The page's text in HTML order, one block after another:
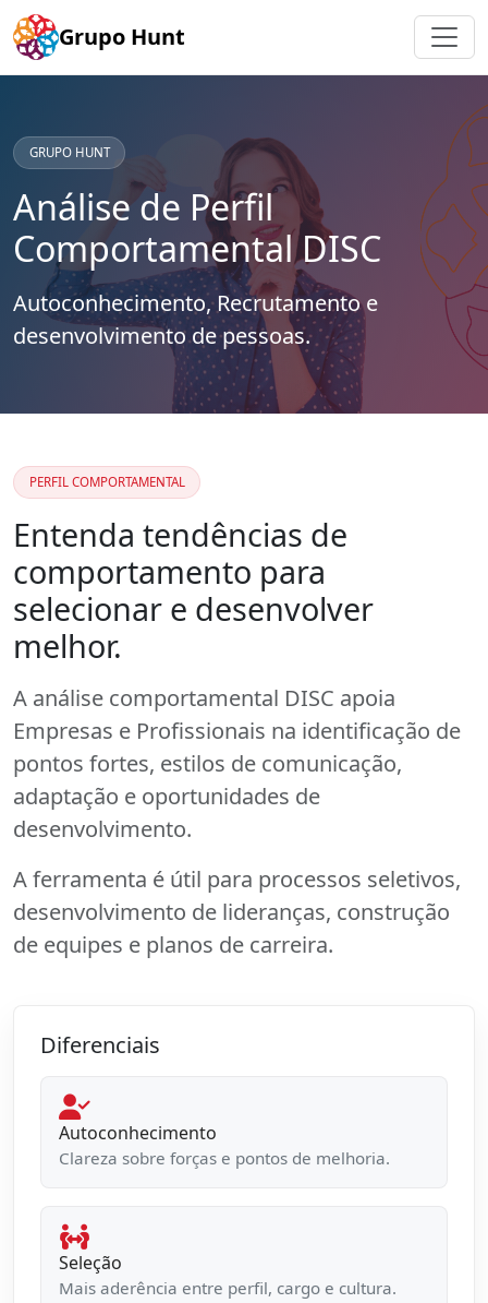
Grupo Hunt
GRUPO HUNT
Análise de Perfil
Comportamental DISC
Autoconhecimento, Recrutamento e
desenvolvimento de pessoas.
PERFIL COMPORTAMENTAL
Entenda tendências de
comportamento para
selecionar e desenvolver
melhor.
A análise comportamental DISC apoia
Empresas e Profissionais na identificação de
pontos fortes, estilos de comunicação,
adaptação e oportunidades de
desenvolvimento.
A ferramenta é útil para processos seletivos,
desenvolvimento de lideranças, construção
de equipes e planos de carreira.
Diferenciais
Autoconhecimento
Clareza sobre forças e pontos de melhoria.
Seleção
Mais aderência entre perfil, cargo e cultura.